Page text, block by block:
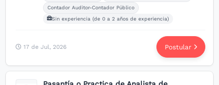
Contador Auditor-Contador Público
Sin experiencia (de 0 a 2 años de experiencia)
17 de Jul, 2026 Postular